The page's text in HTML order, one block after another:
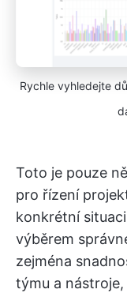
Rychle vyhledejte
Toto je pouze
pro řízení
konkrétní
výběrem
zejména
týmu a